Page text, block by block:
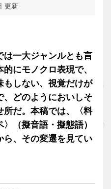
更新
は一大ジャンルとも言
にモノクロ表現で、
もしない、視覚だけが
どのようにおいしそ
所だ。本稿では、〈料
（擬音語・擬態語）
ら、その変遷を見てい